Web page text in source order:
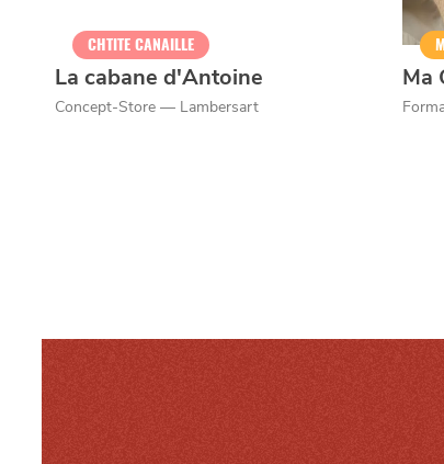
Mentions légales
CHTITE CANAILLE
La cabane d'Antoine
Concept-Store — Lambersart
Ma